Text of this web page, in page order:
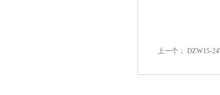
上一个： DZW15-